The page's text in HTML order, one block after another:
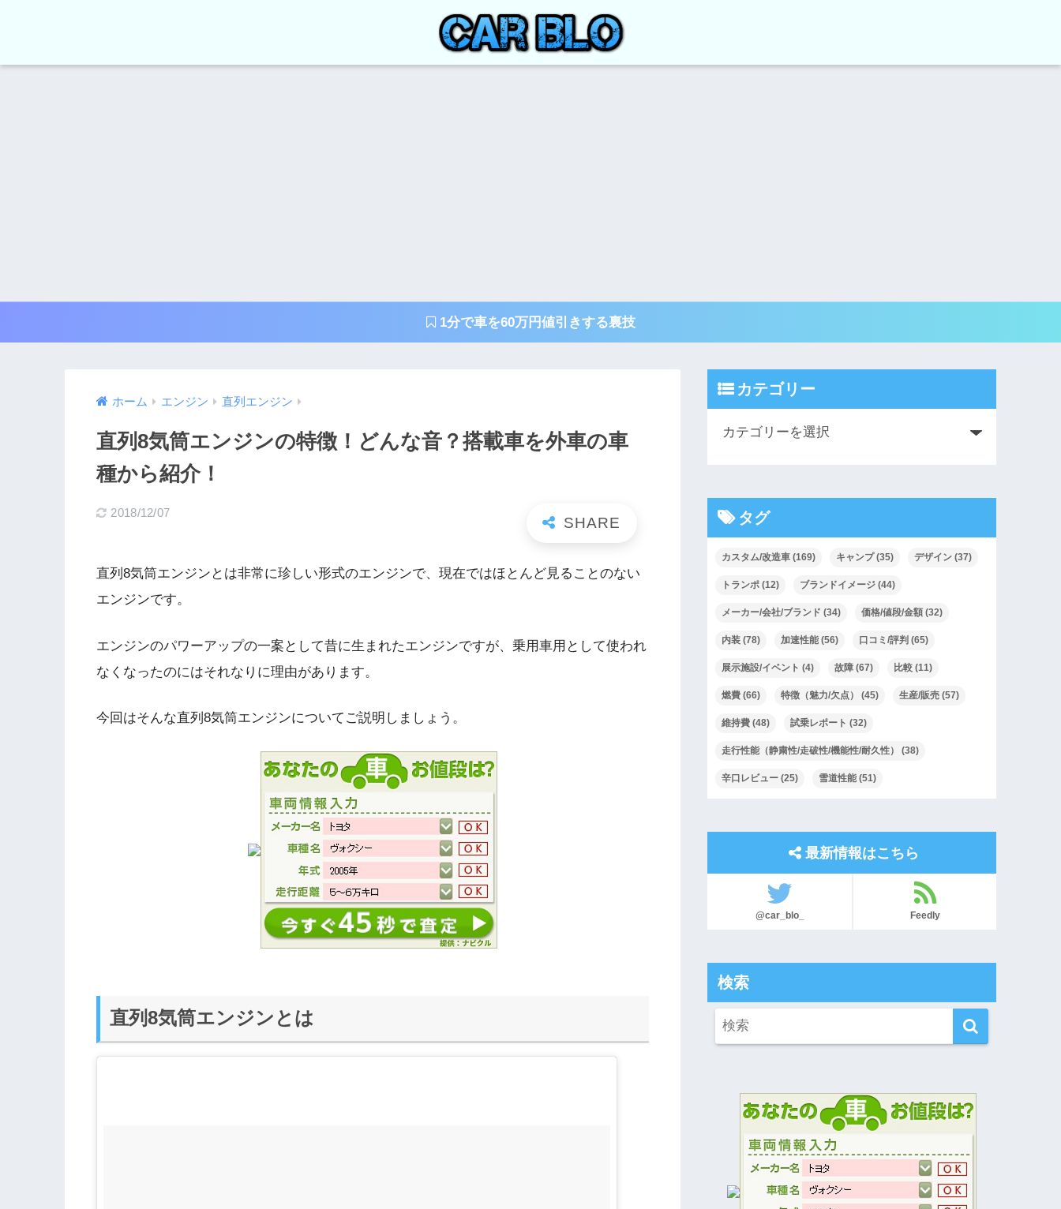
1分で車を60万円値引きする裏技
ホーム エンジン 直列エンジン
直列8気筒エンジンの特徴！どんな音？搭載車を外車の車
種から紹介！
2018/12/07
直列8気筒エンジンとは非常に珍しい形式のエンジンで、現在ではほとんど見ることのない
エンジンです。
エンジンのパワーアップの一案として昔に生まれたエンジンですが、乗用車用として使われ
なくなったのにはそれなりに理由があります。
今回はそんな直列8気筒エンジンについてご説明しましょう。
直列8気筒エンジンとは
カテゴリー
タグ
カスタム/改造車 (169) キャンプ(35) デザイン (37)
トランポ (12) ブランドイメージ (44)
メーカー/会社/ブランド (34) 価格/値段/金額 (32)
内装 (78) 加速性能 (56) 口コミ/評判 (65)
展示施設/イベント (4) 故障 (67) 比較 (11)
燃費 (66) 特徴（魅力/欠点） (45) 生産/販売 (57)
維持費 (48) 試乗レポート (32)
走行性能（静粛性/走破性/機能性/耐久性） (38)
辛口レビュー (25) 雪道性能 (51)
最新情報はこちら
@car_blo_ Feedly
検索